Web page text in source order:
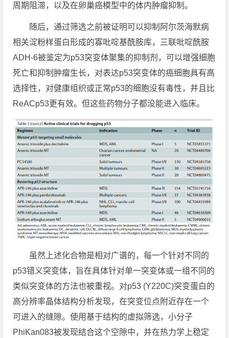
周期阻滞，以及在卵巢癌模型中的体内肿瘤抑制。
随后，通过筛选之前被证明可以抑制阿尔茨海默病
相关淀粉样蛋白形成的寡吡啶基酰胺库，三联吡啶酰胺
ADH-6被鉴定为p53突变体聚集的抑制剂，可以增强细胞
死亡和抑制肿瘤生长，对表达p53突变体的癌细胞具有高
选择性，对健康组织或正常p53的细胞没有毒性，并且比
ReACp53更有效。但这些药物分子都没能进入临床。
虽然上述化合物是相对广谱的，每一个针对不同的
p53错义突变体，旨在具体针对单一突变体或一组不同的
类似突变体的方法也被重视。对p53 (Y220C)突变蛋白的
高分辨率晶体结构分析发现，在突变位点附近存在一个
可进入的缝隙。使用基于结构的虚拟筛选，小分子
PhiKan083被发现结合这个空隙中，并在热力学上稳定